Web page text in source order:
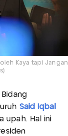
Kaya tapi Jangan
Said Iqbal
upah. Hal ini